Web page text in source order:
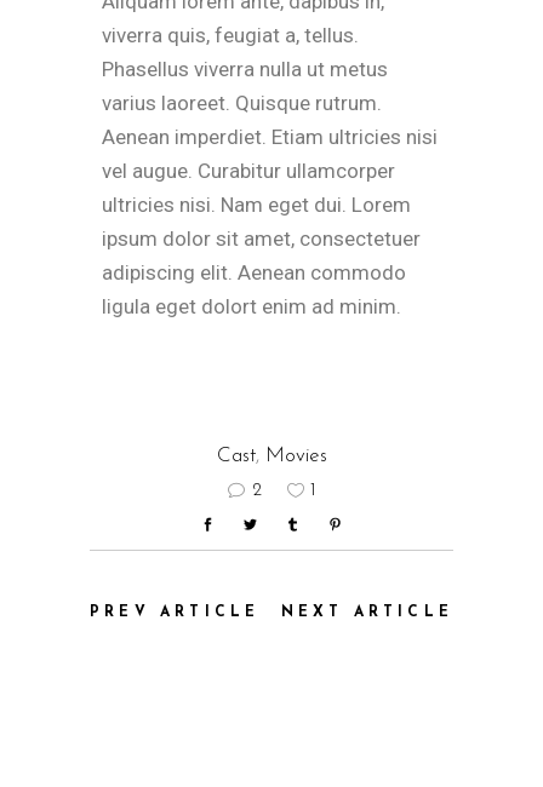
viverra quis, feugiat a, tellus.
Phasellus viverra nulla ut metus
varius laoreet. Quisque rutrum.
Aenean imperdiet. Etiam ultricies nisi
vel augue. Curabitur ullamcorper
ultricies nisi. Nam eget dui. Lorem
ipsum dolor sit amet, consectetuer
adipiscing elit. Aenean commodo
ligula eget dolort enim ad minim.
Cast, Movies
2 1
PREV ARTICLE NEXT ARTICLE